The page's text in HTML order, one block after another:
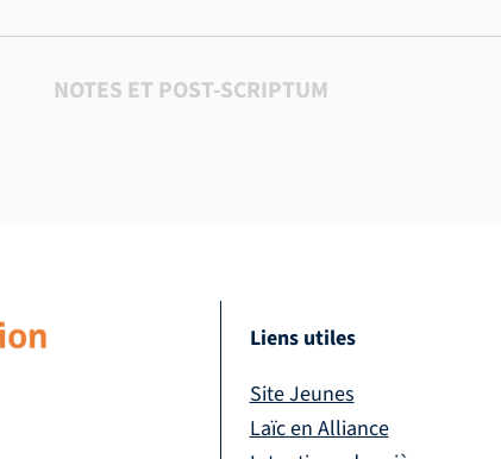
NOTES ET POST-SCRIPTUM
Liens utiles
Site Jeunes
Laïc en Alliance